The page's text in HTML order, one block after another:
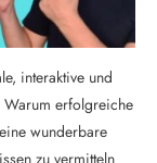
interaktive und
erfolgreiche
wunderbare
zu vermitteln